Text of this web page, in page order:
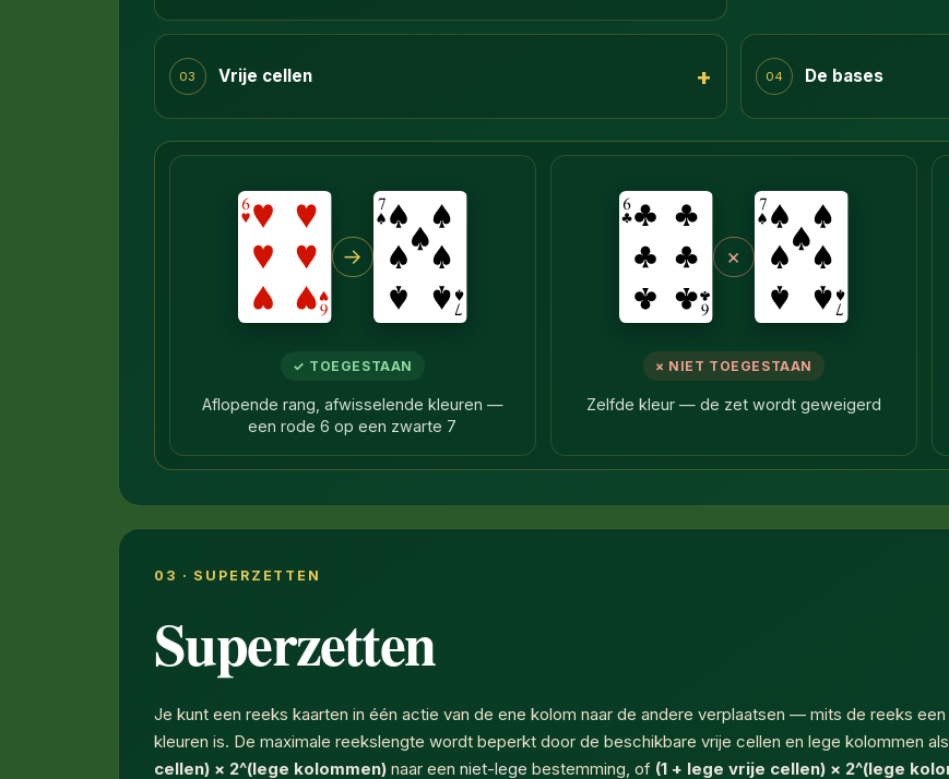
03 Vrije cellen + 04 De bases
→
✓ TOEGESTAAN
Aflopende rang, afwisselende kleuren —
een rode 6 op een zwarte 7
×
× NIET TOEGESTAAN
Zelfde kleur — de zet wordt geweigerd
03 · SUPERZETTEN
Superzetten
Je kunt een reeks kaarten in één actie van de ene kolom naar de andere verplaatsen — mits de reeks
kleuren is. De maximale reekslengte wordt beperkt door de beschikbare vrije cellen en lege kolommen
cellen) × 2^(lege kolommen) naar een niet-lege bestemming, of (1 + lege vrije cellen) × 2^(lege